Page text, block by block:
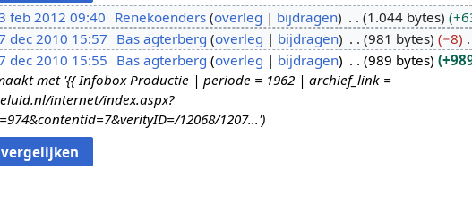
feb 2012 09:40 Renekoenders overleg bijdragen 1.044 bytes
dec 2010 15:57 Bas agterberg overleg bijdragen 981 bytes
−8
dec 2010 15:55 Bas agterberg overleg bijdragen 989 bytes
met '{{ Infobox Productie | periode = 1962 | archief_link =
internet/index.aspx?
12068/1207...'